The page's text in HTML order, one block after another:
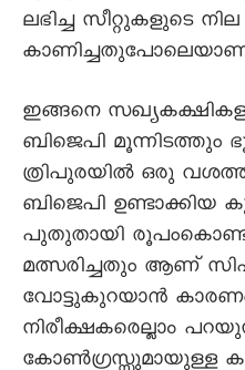
ലഭിച്ച സീറ്റുകളുടെ
ഇങ്ങനെ
ബിജെപി മൂന്നിടത്തും
ത്രിപുരയില്‍ ഒരു
ബിജെപി ഉണ്ടാക്കിയ
പുതുതായി രൂപംകൊണ്ട
മത്സരിച്ചതും ആണ്
വോട്ടുകുറയാന്‍
നിരീക്ഷകരെല്ലാം
കോണ്‍ഗ്രസ്സുമായുള്ള